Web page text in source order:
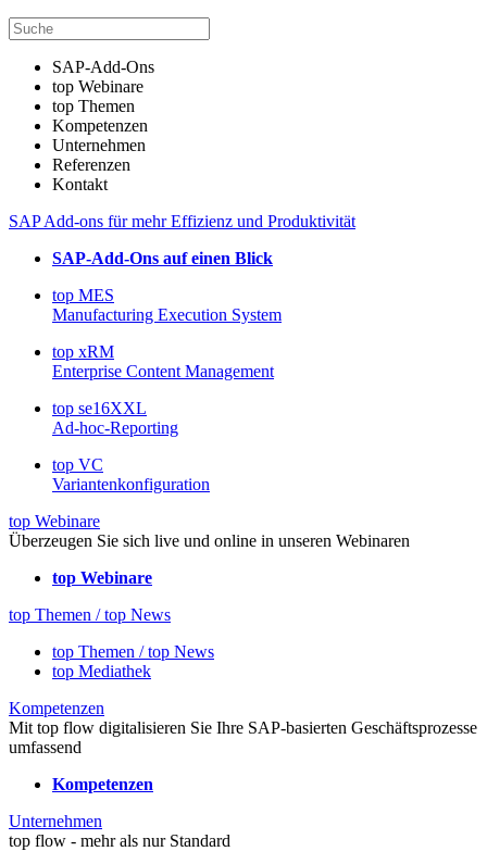
SAP-Add-Ons
top Webinare
top Themen
Kompetenzen
Unternehmen
Referenzen
Kontakt
SAP Add-ons für mehr Effizienz und Produktivität
SAP-Add-Ons auf einen Blick
top MES
Manufacturing Execution System
top xRM
Enterprise Content Management
top se16XXL
Ad-hoc-Reporting
top VC
Variantenkonfiguration
top Webinare
Überzeugen Sie sich live und online in unseren Webinaren
top Webinare
top Themen / top News
top Themen / top News
top Mediathek
Kompetenzen
Mit top flow digitalisieren Sie Ihre SAP-basierten Geschäftsprozesse
umfassend
Kompetenzen
Unternehmen
top flow - mehr als nur Standard